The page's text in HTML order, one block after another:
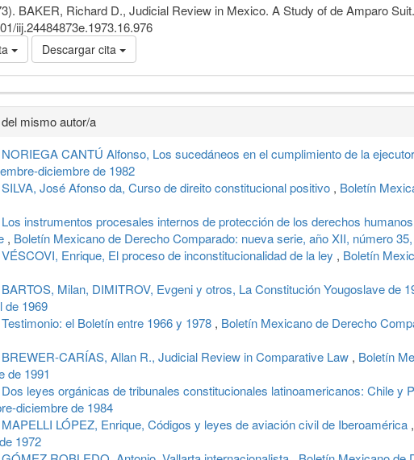
BAKER, Richard D., Judicial Review in Mexico. A Study of de Amparo Suit.
iij.24484873e.1973.16.976
Descargar cita
mismo autor/a
NORIEGA CANTÚ Alfonso, Los sucedáneos en el cumplimiento de la
diciembre de 1982
SILVA, José Afonso da, Curso de direito constitucional positivo , Boletín
Los instrumentos procesales internos de protección de los derechos
, Boletín Mexicano de Derecho Comparado: nueva serie, año XII, número
VÉSCOVI, Enrique, El proceso de inconstitucionalidad de la ley , Boletín
BARTOS, Milan, DIMITROV, Evgeni y otros, La Constitución Yougoslave de
de 1969
Testimonio: el Boletín entre 1966 y 1978 , Boletín Mexicano de Derecho
BREWER-CARÍAS, Allan R., Judicial Review in Comparative Law , Boletín
de 1991
Dos leyes orgánicas de tribunales constitucionales latinoamericanos: Chile y
diciembre de 1984
MAPELLI LÓPEZ, Enrique, Códigos y leyes de aviación civil de Iberoamérica ,
1972